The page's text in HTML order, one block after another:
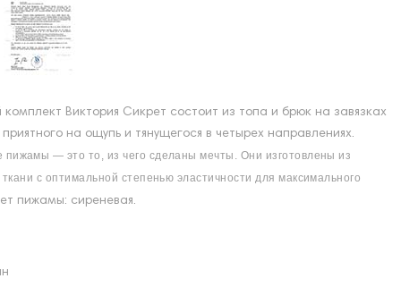
Виктория Сикрет состоит из топа и брюк на завязках
на ощупь и тянущегося в четырех направлениях.
— это то, из чего сделаны мечты. Они изготовлены из
с оптимальной степенью эластичности для максимального
пижамы: сиреневая.